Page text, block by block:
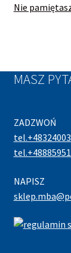
Nie
MASZ
ZADZWOŃ
NAPISZ